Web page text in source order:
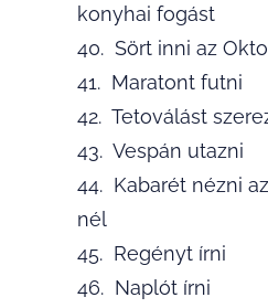
konyhai fogást
40. Sört inni az
41. Maratont futni
42. Tetoválást
43. Vespán utazni
44. Kabarét nézni
nél
45. Regényt írni
46. Naplót írni